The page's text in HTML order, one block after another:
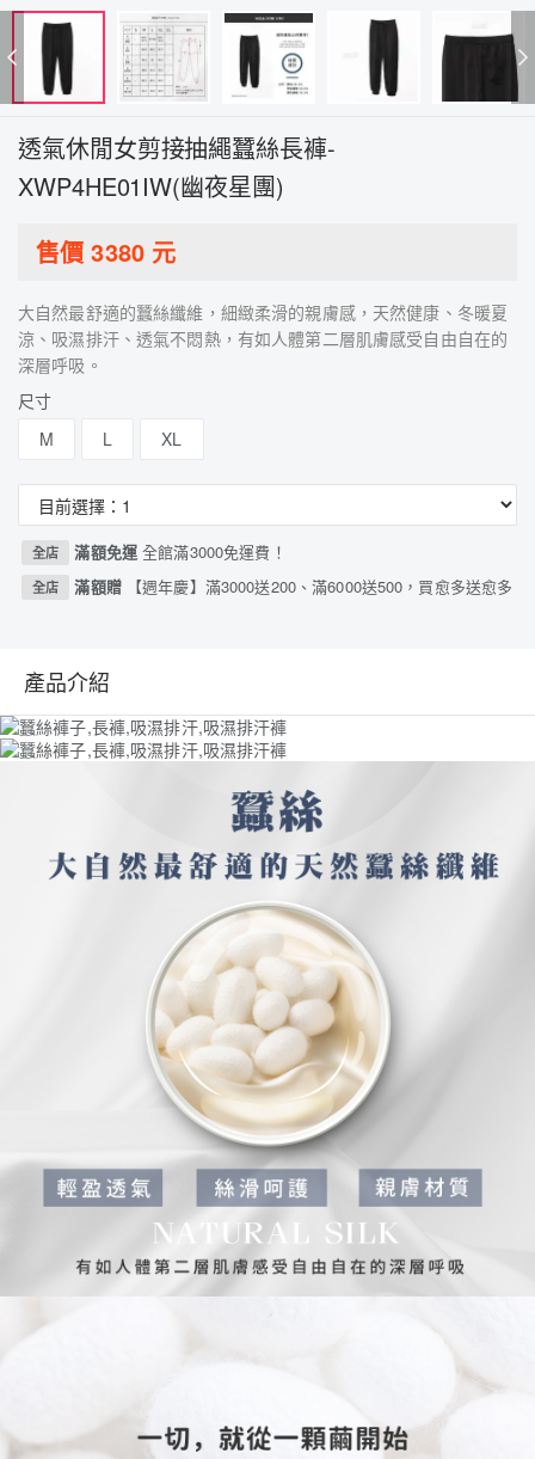
透氣休閒女剪接抽繩蠶絲長褲-
XWP4HE01IW(幽夜星團)
售價3380元
大自然最舒適的蠶絲纖維，細緻柔滑的親膚感，天然健康、冬暖夏
涼、吸濕排汗、透氣不悶熱，有如人體第二層肌膚感受自由自在的
深層呼吸。
尺寸
M
L XL
全店 滿額免運全館滿3000免運費！
全店 滿額贈 【週年慶】滿3000送200、滿6000送500，買愈多送愈多
產品介紹